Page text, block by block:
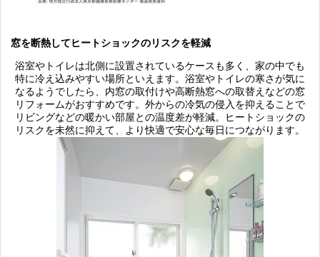
窓を断熱してヒートショックのリスクを軽減
浴室やトイレは北側に設置されているケースも多く、家の中でも
特に冷え込みやすい場所といえます。浴室やトイレの寒さが気に
なるようでしたら、内窓の取付けや高断熱窓への取替えなどの窓
リフォームがおすすめです。外からの冷気の侵入を抑えることで
リビングなどの暖かい部屋との温度差が軽減。ヒートショックの
リスクを未然に抑えて、より快適で安心な毎日につながります。